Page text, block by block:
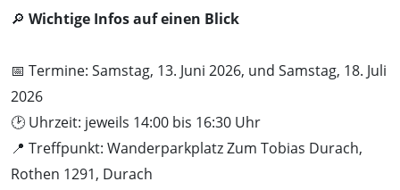
🔎 Wichtige Infos auf einen Blick
📅 Termine: Samstag, 13. Juni 2026, und Samstag, 18. Juli
2026
🕑 Uhrzeit: jeweils 14:00 bis 16:30 Uhr
📍 Treffpunkt: Wanderparkplatz Zum Tobias Durach,
Rothen 1291, Durach